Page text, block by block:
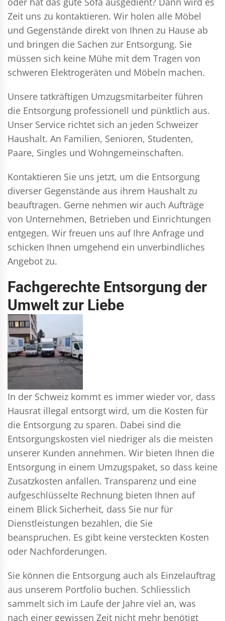
Zeit uns zu kontaktieren. Wir holen alle Möbel
und Gegenstände direkt von Ihnen zu Hause ab
und bringen die Sachen zur Entsorgung. Sie
müssen sich keine Mühe mit dem Tragen von
schweren Elektrogeräten und Möbeln machen.
Unsere tatkräftigen Umzugsmitarbeiter führen
die Entsorgung professionell und pünktlich aus.
Unser Service richtet sich an jeden Schweizer
Haushalt. An Familien, Senioren, Studenten,
Paare, Singles und Wohngemeinschaften.
Kontaktieren Sie uns jetzt, um die Entsorgung
diverser Gegenstände aus ihrem Haushalt zu
beauftragen. Gerne nehmen wir auch Aufträge
von Unternehmen, Betrieben und Einrichtungen
entgegen. Wir freuen uns auf Ihre Anfrage und
schicken Ihnen umgehend ein unverbindliches
Angebot zu.
Fachgerechte Entsorgung der
Umwelt zur Liebe
In der Schweiz kommt es immer wieder vor, dass
Hausrat illegal entsorgt wird, um die Kosten für
die Entsorgung zu sparen. Dabei sind die
Entsorgungskosten viel niedriger als die meisten
unserer Kunden annehmen. Wir bieten Ihnen die
Entsorgung in einem Umzugspaket, so dass keine
Zusatzkosten anfallen. Transparenz und eine
aufgeschlüsselte Rechnung bieten Ihnen auf
einem Blick Sicherheit, dass Sie nur für
Dienstleistungen bezahlen, die Sie
beanspruchen. Es gibt keine versteckten Kosten
oder Nachforderungen.
Sie können die Entsorgung auch als Einzelauftrag
aus unserem Portfolio buchen. Schliesslich
sammelt sich im Laufe der Jahre viel an, was
nach einer gewissen Zeit nicht mehr benötigt